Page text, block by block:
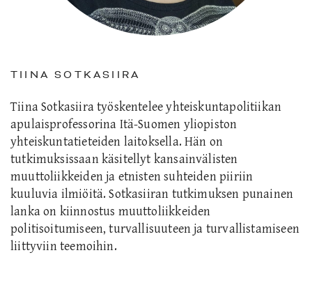
TIINA SOTKASIIRA
Tiina Sotkasiira työskentelee yhteiskuntapolitiikan
apulaisprofessorina Itä-Suomen yliopiston
yhteiskuntatieteiden laitoksella. Hän on
tutkimuksissaan käsitellyt kansainvälisten
muuttoliikkeiden ja etnisten suhteiden piiriin
kuuluvia ilmiöitä. Sotkasiiran tutkimuksen punainen
lanka on kiinnostus muuttoliikkeiden
politisoitumiseen, turvallisuuteen ja turvallistamiseen
liittyviin teemoihin.